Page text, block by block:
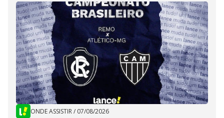
ONDE ASSISTIR/ 07/08/2026